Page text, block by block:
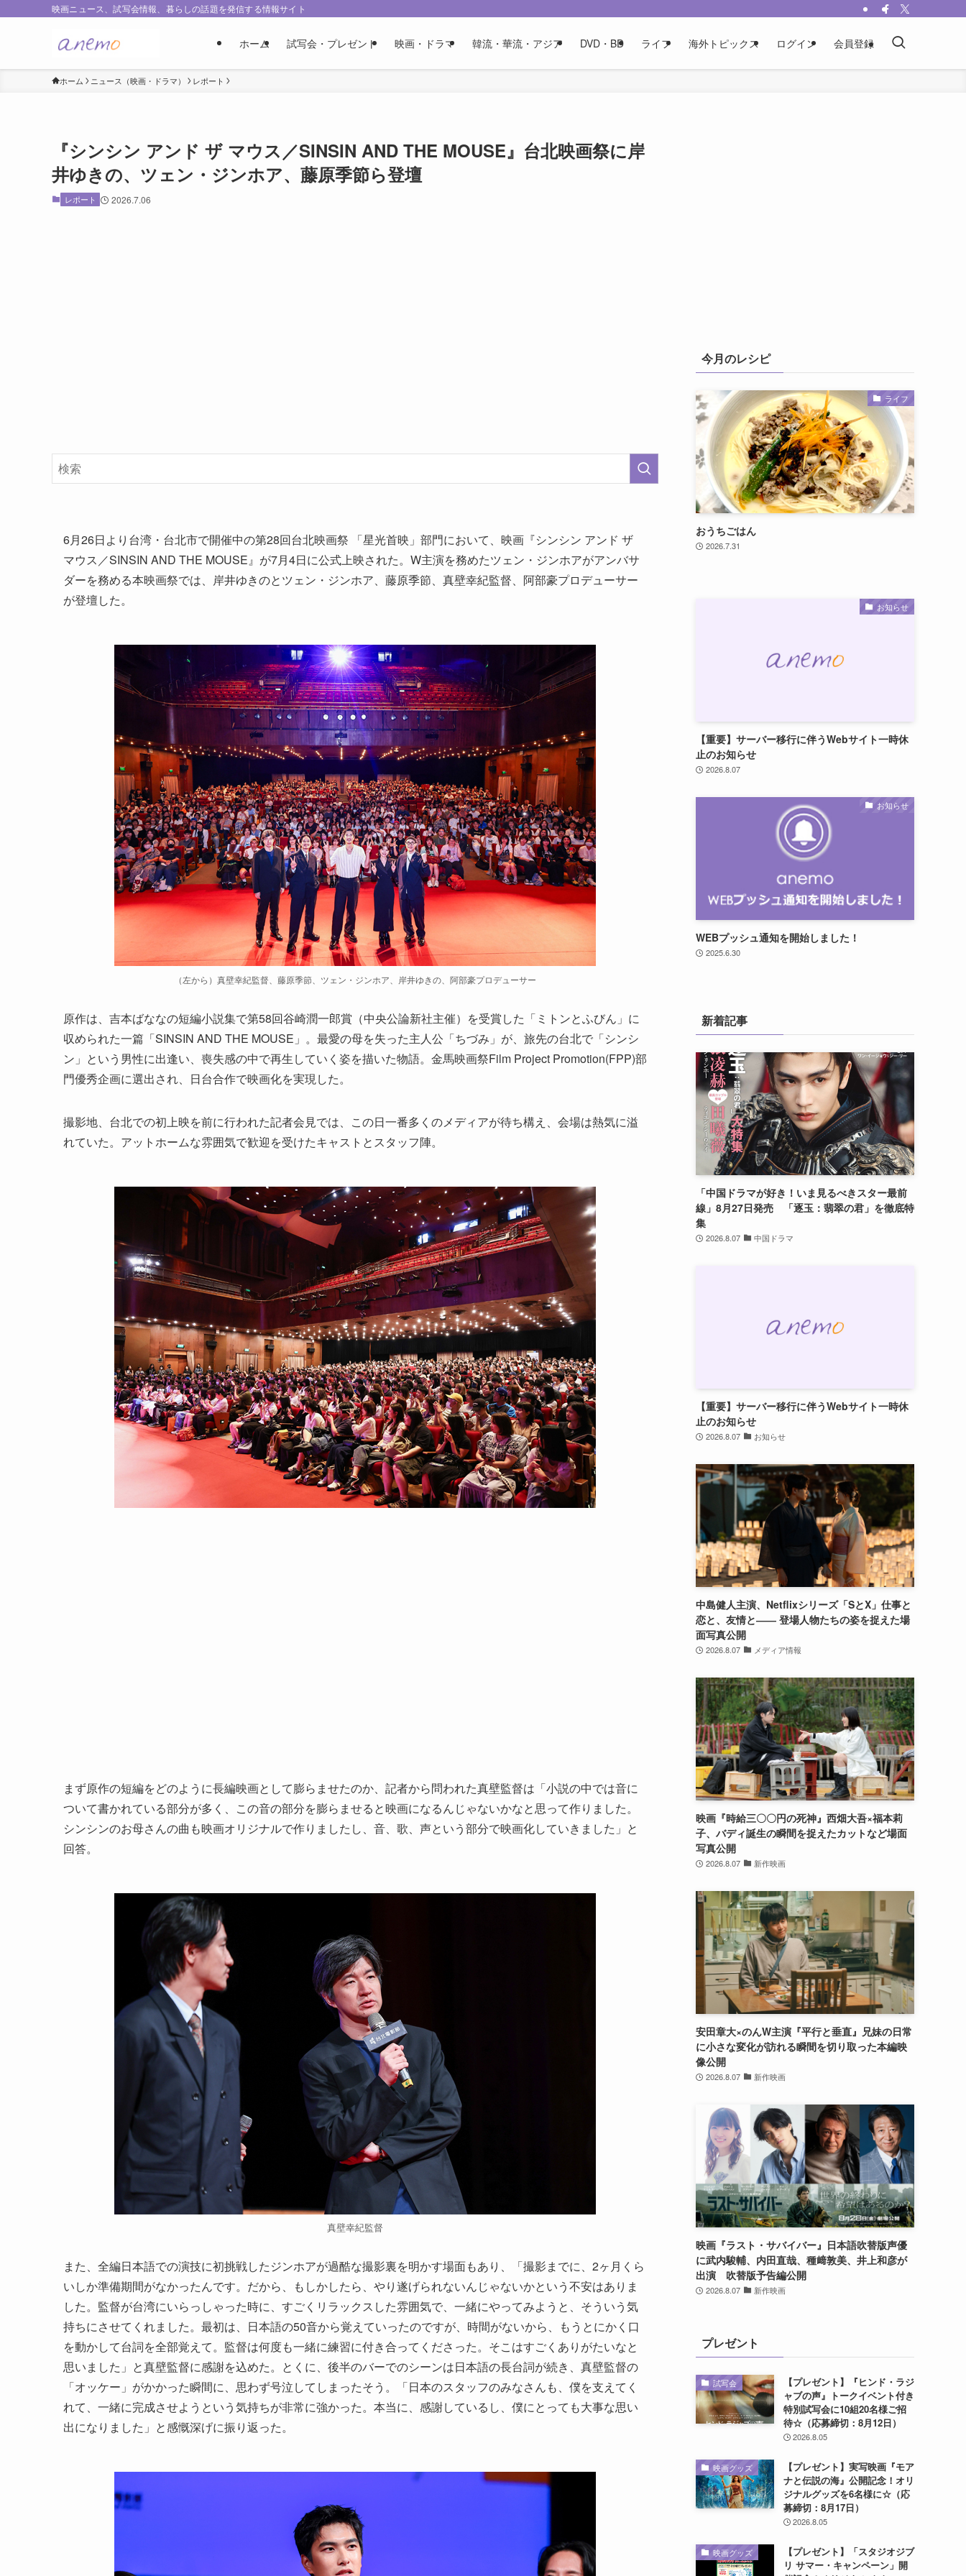
映画ニュース、試写会情報、暮らしの話題を発信する情報サイト
ホーム 試写会・プレゼント 映画・ドラマ 韓流・華流・アジア DVD・BD ライフ 海外トピックス ログイン 会員登録
ホーム ニュース（映画・ドラマ） レポート
『シンシン アンド ザ マウス／SINSIN AND THE MOUSE』台北映画祭に岸
井ゆきの、ツェン・ジンホア、藤原季節ら登壇
レポート 2026.7.06
6月26日より台湾・台北市で開催中の第28回台北映画祭 「星光首映」部門において、映画『シンシン アンド ザ
マウス／SINSIN AND THE MOUSE』が7月4日に公式上映された。W主演を務めたツェン・ジンホアがアンバサ
ダーを務める本映画祭では、岸井ゆきのとツェン・ジンホア、藤原季節、真壁幸紀監督、阿部豪プロデューサー
が登壇した。
（左から）真壁幸紀監督、藤原季節、ツェン・ジンホア、岸井ゆきの、阿部豪プロデューサー
原作は、吉本ばななの短編小説集で第58回谷崎潤一郎賞（中央公論新社主催）を受賞した「ミトンとふびん」に
収められた一篇「SINSIN AND THE MOUSE」。最愛の母を失った主人公「ちづみ」が、旅先の台北で「シンシ
ン」という男性に出逢い、喪失感の中で再生していく姿を描いた物語。金馬映画祭Film Project Promotion(FPP)部
門優秀企画に選出され、日台合作で映画化を実現した。
撮影地、台北での初上映を前に行われた記者会見では、この日一番多くのメディアが待ち構え、会場は熱気に溢
れていた。アットホームな雰囲気で歓迎を受けたキャストとスタッフ陣。
まず原作の短編をどのように長編映画として膨らませたのか、記者から問われた真壁監督は「小説の中では音に
ついて書かれている部分が多く、この音の部分を膨らませると映画になるんじゃないかなと思って作りました。
シンシンのお母さんの曲も映画オリジナルで作りましたし、音、歌、声という部分で映画化していきました」と
回答。
真壁幸紀監督
また、全編日本語での演技に初挑戦したジンホアが過酷な撮影裏を明かす場面もあり、「撮影までに、2ヶ月くら
いしか準備期間がなかったんです。だから、もしかしたら、やり遂げられないんじゃないかという不安はありま
した。監督が台湾にいらっしゃった時に、すごくリラックスした雰囲気で、一緒にやってみようと、そういう気
持ちにさせてくれました。最初は、日本語の50音から覚えていったのですが、時間がないから、もうとにかく口
を動かして台詞を全部覚えて。監督は何度も一緒に練習に付き合ってくださった。そこはすごくありがたいなと
思いました」と真壁監督に感謝を込めた。とくに、後半のバーでのシーンは日本語の長台詞が続き、真壁監督の
「オッケー」がかかった瞬間に、思わず号泣してしまったそう。「日本のスタッフのみなさんも、僕を支えてく
れて、一緒に完成させようという気持ちが非常に強かった。本当に、感謝しているし、僕にとっても大事な思い
出になりました」と感慨深げに振り返った。
今月のレシピ
ライフ
おうちごはん
2026.7.31
お知らせ
【重要】サーバー移行に伴うWebサイト一時休
止のお知らせ
2026.8.07
お知らせ
WEBプッシュ通知を開始しました！
2025.6.30
新着記事
「中国ドラマが好き！いま見るべきスター最前
線」8月27日発売 「逐玉：翡翠の君」を徹底特
集
2026.8.07 中国ドラマ
【重要】サーバー移行に伴うWebサイト一時休
止のお知らせ
2026.8.07 お知らせ
中島健人主演、Netflixシリーズ「SとX」仕事と
恋と、友情と―― 登場人物たちの姿を捉えた場
面写真公開
2026.8.07 メディア情報
映画『時給三〇〇円の死神』西畑大吾×福本莉
子、バディ誕生の瞬間を捉えたカットなど場面
写真公開
2026.8.07 新作映画
安田章大×のんW主演『平行と垂直』兄妹の日常
に小さな変化が訪れる瞬間を切り取った本編映
像公開
2026.8.07 新作映画
映画『ラスト・サバイバー』日本語吹替版声優
に武内駿輔、内田直哉、種﨑敦美、井上和彦が
出演 吹替版予告編公開
2026.8.07 新作映画
プレゼント
試写会
【プレゼント】『ヒンド・ラジ
ャブの声』トークイベント付き
特別試写会に10組20名様ご招
待☆（応募締切：8月12日）
2026.8.05
映画グッズ
【プレゼント】実写映画『モア
ナと伝説の海』公開記念！オリ
ジナルグッズを6名様に☆（応
募締切：8月17日）
2026.8.05
映画グッズ
【プレゼント】「スタジオジブ
リ サマー・キャンペーン」開